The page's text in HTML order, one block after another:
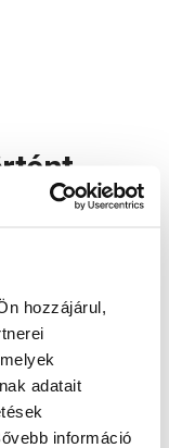
hozzájárul,
adatait
információ